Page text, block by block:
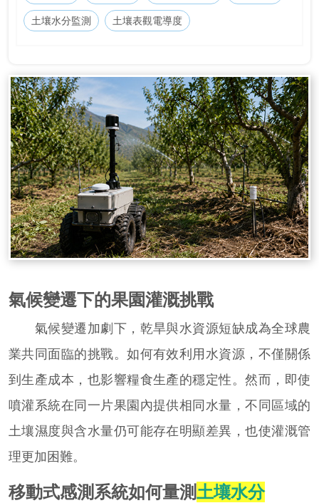
土壤水分監測 土壤表觀電導度
氣候變遷下的果園灌溉挑戰
氣候變遷加劇下，乾旱與水資源短缺成為全球農
業共同面臨的挑戰。如何有效利用水資源，不僅關係
到生產成本，也影響糧食生產的穩定性。然而，即使
噴灌系統在同一片果園內提供相同水量，不同區域的
土壤濕度與含水量仍可能存在明顯差異，也使灌溉管
理更加困難。
移動式感測系統如何量測土壤水分